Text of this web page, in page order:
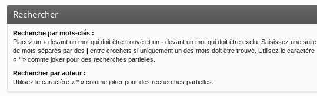
de
Rechercher
Recherche par mots-clés :
Placez un + devant un mot qui doit être trouvé et un - devant un mot qui doit être exclu. Saisissez une suite
de mots séparés par des | entre crochets si uniquement un des mots doit être trouvé. Utilisez le caractère
« * » comme joker pour des recherches partielles.
Rechercher par auteur :
Utilisez le caractère « * » comme joker pour des recherches partielles.